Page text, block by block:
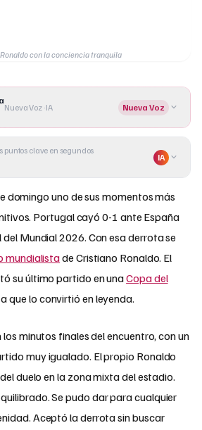
con la conciencia tranquila
Nueva Voz · IA Nueva Voz
puntos clave en segundos
IA
domingo uno de sus momentos más
Portugal cayó 0-1 ante España
Mundial 2026. Con esa derrota se
mundialistade Cristiano Ronaldo. El
su último partido en unaCopa del
que lo convirtió en leyenda.
los minutos finales del encuentro, con un
muy igualado. El propio Ronaldo
duelo en la zona mixta del estadio.
Se pudo dar para cualquier
Aceptó la derrota sin buscar